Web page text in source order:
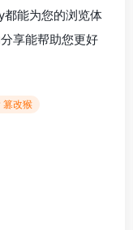
能为您的浏览体
享能帮助您更好
篡改猴